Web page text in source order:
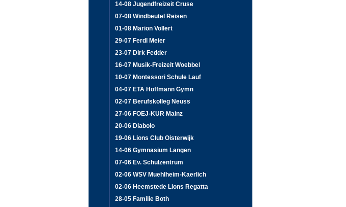
14-08 Jugendfreizeit Cruse
07-08 Windbeutel Reisen
01-08 Marion Vollert
29-07 Ferdl Meier
23-07 Dirk Fedder
16-07 Musik-Freizeit Woebbel
10-07 Montessori Schule Lauf
04-07 ETA Hoffmann Gymn
02-07 Berufskolleg Neuss
27-06 FOEJ-KUR Mainz
20-06 Diabolo
19-06 Lions Club Oisterwijk
14-06 Gymnasium Langen
07-06 Ev. Schulzentrum
02-06 WSV Muehlheim-Kaerlich
02-06 Heemstede Lions Regatta
28-05 Familie Both